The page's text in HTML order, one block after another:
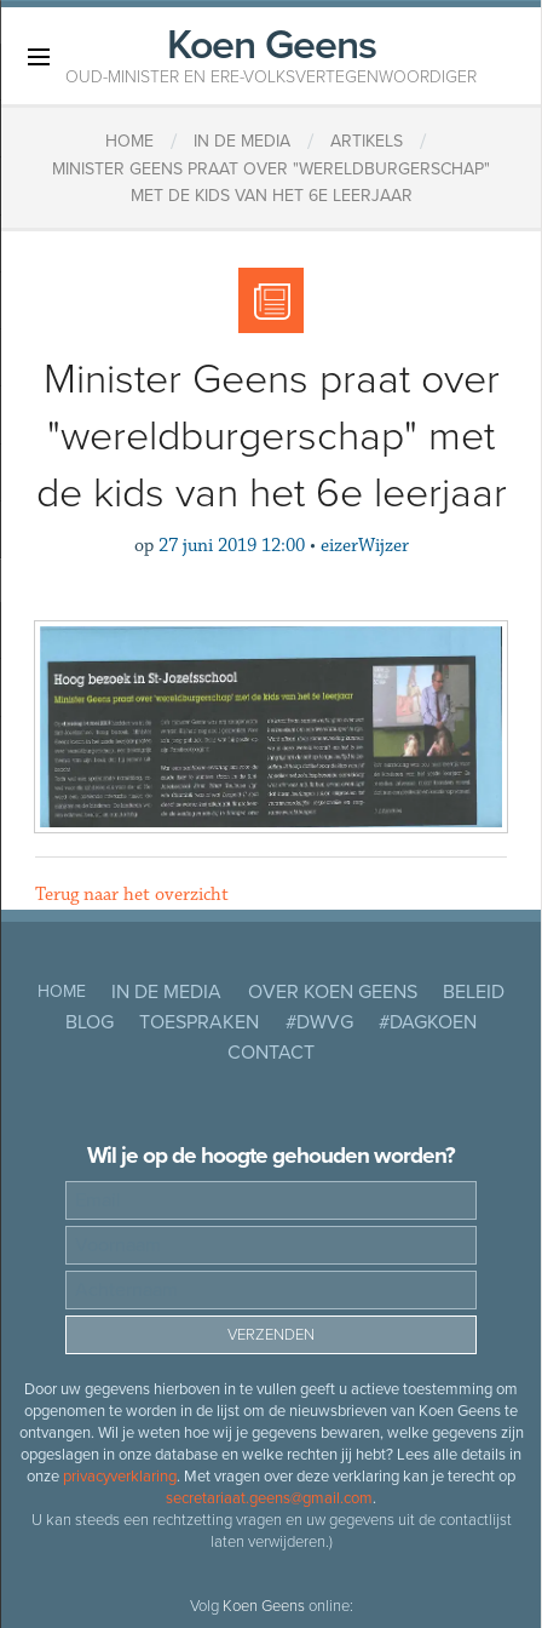
Koen Geens
OUD-MINISTER EN ERE-VOLKSVERTEGENWOORDIGER
HOME / IN DE MEDIA / ARTIKELS /
MINISTER GEENS PRAAT OVER "WERELDBURGERSCHAP"
MET DE KIDS VAN HET 6E LEERJAAR
Minister Geens praat over
"wereldburgerschap" met
de kids van het 6e leerjaar
op 27 juni 2019 12:00 • eizerWijzer
Terug naar het overzicht
HOME IN DE MEDIA OVER KOEN GEENS
BELEID
BLOG
TOESPRAKEN #DWVG
#DAGKOEN
CONTACT
Wil je op de hoogte gehouden worden?
Door uw gegevens hierboven in te vullen geeft u actieve toestemming om
opgenomen te worden in de lijst om de nieuwsbrieven van Koen Geens te
ontvangen. Wil je weten hoe wij je gegevens bewaren, welke gegevens zijn
opgeslagen in onze database en welke rechten jij hebt? Lees alle details in
onze privacyverklaring. Met vragen over deze verklaring kan je terecht op
secretariaat.geens@gmail.com.
U kan steeds een rechtzetting vragen en uw gegevens uit de contactlijst
laten verwijderen.)
Volg Koen Geensonline: